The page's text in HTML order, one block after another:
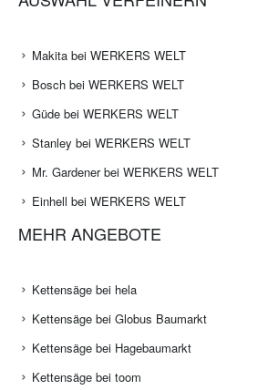
Makita bei WERKERS WELT
Bosch bei WERKERS WELT
Güde bei WERKERS WELT
Stanley bei WERKERS WELT
Mr. Gardener bei WERKERS WELT
Einhell bei WERKERS WELT
MEHR ANGEBOTE
Kettensäge bei hela
Kettensäge bei Globus Baumarkt
Kettensäge bei Hagebaumarkt
Kettensäge bei toom